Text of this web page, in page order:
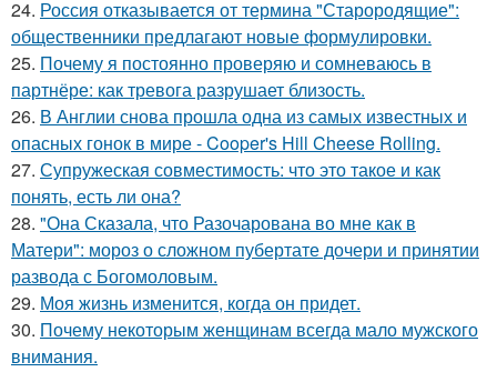
24. Россия отказывается от термина "Старородящие":
общественники предлагают новые формулировки.
25. Почему я постоянно проверяю и сомневаюсь в
партнёре: как тревога разрушает близость.
26. В Англии снова прошла одна из самых известных и
опасных гонок в мире - Cooper's Hill Cheese Rolling.
27. Супружеская совместимость: что это такое и как
понять, есть ли она?
28. "Она Сказала, что Разочарована во мне как в
Матери": мороз о сложном пубертате дочери и принятии
развода с Богомоловым.
29. Моя жизнь изменится, когда он придет.
30. Почему некоторым женщинам всегда мало мужского
внимания.